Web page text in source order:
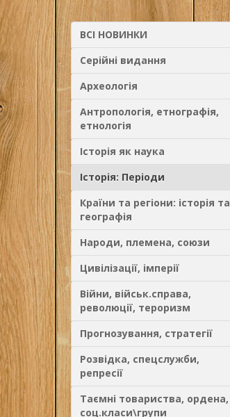
ВСІ НОВИНКИ
Серійні видання
Археологія
Антропологія, етнографія,
етнологія
Історія як наука
Історія: Періоди
Країни та регіони: історія та
географія
Народи, племена, союзи
Цивілізації, імперії
Війни, військ.справа,
революції, тероризм
Прогнозування, стратегії
Розвідка, спецслужби,
репресії
Таємні товариства, ордена,
соц.класи\групи